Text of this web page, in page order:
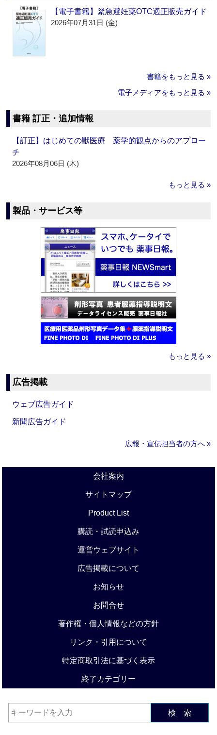
【電子書籍】緊急避妊薬OTC適正販売ガイド
2026年07月31日 (金)
書籍をもっと見る »
電子メディアをもっと見る »
書籍 訂正・追加情報
【訂正】はじめての獣医療 薬学的観点からのアプロー
チ
2026年08月06日 (木)
もっと見る »
製品・サービス等
もっと見る »
広告掲載
ウェブ広告ガイド
新聞広告ガイド
広報・宣伝担当者の方へ »
会社案内
サイトマップ
Product List
購読・試読申込み
運営ウェブサイト
広告掲載について
お知らせ
お問合せ
著作権・個人情報などの方針
リンク・引用について
特定商取引法に基づく表示
終了カテゴリー
検 索